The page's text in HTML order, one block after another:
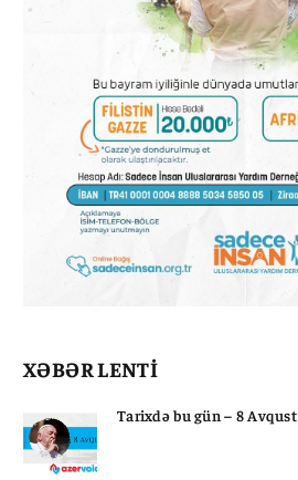
XƏBƏR LENTİ
Tarixdə bu gün – 8 Avqust